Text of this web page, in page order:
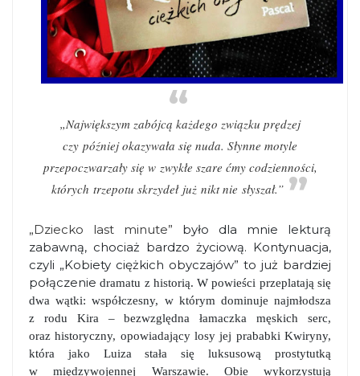
„Największym zabójcą każdego związku prędzej
czy później okazywała się nuda. Słynne motyle
przepoczwarzały się w zwykłe szare ćmy codzienności,
których trzepotu skrzydeł już nikt nie słyszał.”
„Dziecko last minute” było dla mnie lekturą
zabawną, chociaż bardzo życiową. Kontynuacja,
czyli „Kobiety ciężkich obyczajów” to już bardziej
połączeniedramatu z historią. W powieści przeplatają się
dwa wątki: współczesny, w którym dominuje najmłodsza
z rodu Kira – bezwzględna łamaczka męskich serc,
oraz historyczny, opowiadający losy jej prababki Kwiryny,
która jako Luiza stała się luksusową prostytutką
w międzywojennej Warszawie. Obie wykorzystują